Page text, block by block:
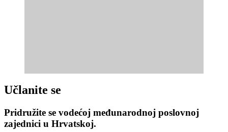
Učlanite se
Pridružite se vodećoj međunarodnoj poslovnoj
zajednici u Hrvatskoj.